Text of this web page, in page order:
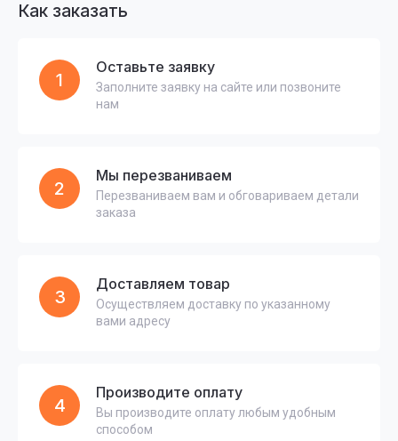
Как заказать
1
Оставьте заявку
Заполните заявку на сайте или позвоните
нам
2
Мы перезваниваем
Перезваниваем вам и обговариваем детали
заказа
3
Доставляем товар
Осуществляем доставку по указанному
вами адресу
4
Производите оплату
Вы производите оплату любым удобным
способом